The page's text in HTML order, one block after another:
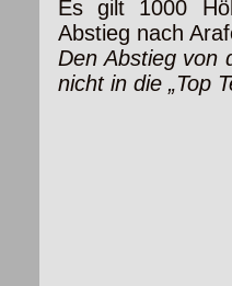
Es gilt 1000
Abstieg nach
Den Abstieg von
nicht in die „Top